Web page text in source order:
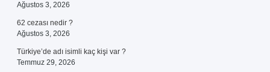
Ağustos 3, 2026
62 cezası nedir ?
Ağustos 3, 2026
Türkiye’de adı isimli kaç kişi var ?
Temmuz 29, 2026